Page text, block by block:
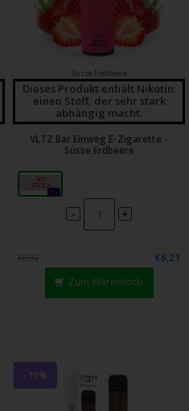
Süsse Erdbeere
Dieses Produkt enhält Nikotin:
einen Stoff, der sehr stark
abhängig macht.
VLTZ Bar Einweg E-Zigarette -
Süsse Erdbeere
16mg
0x
- +
€6,90
€6,21
Zum Warenkorb
-10%